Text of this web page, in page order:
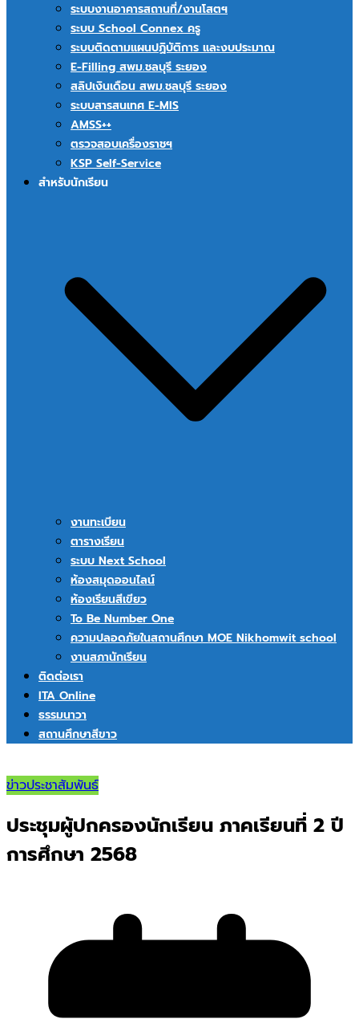
ระบบงานอาคารสถานที่/งานโสตฯ
ระบบ School Connex ครู
ระบบติดตามแผนปฏิบัติการ และงบประมาณ
E-Filling สพม.ชลบุรี ระยอง
สลิปเงินเดือน สพม.ชลบุรี ระยอง
ระบบสารสนเทศ E-MIS
AMSS++
ตรวจสอบเครื่องราชฯ
KSP Self-Service
สำหรับนักเรียน
งานทะเบียน
ตารางเรียน
ระบบ Next School
ห้องสมุดออนไลน์
ห้องเรียนสีเขียว
To Be Number One
ความปลอดภัยในสถานศึกษา MOE Nikhomwit school
งานสภานักเรียน
ติดต่อเรา
ITA Online
ธรรมนาวา
สถานศึกษาสีขาว
ข่าวประชาสัมพันธ์
ประชุมผู้ปกครองนักเรียน ภาคเรียนที่ 2 ปี
การศึกษา 2568